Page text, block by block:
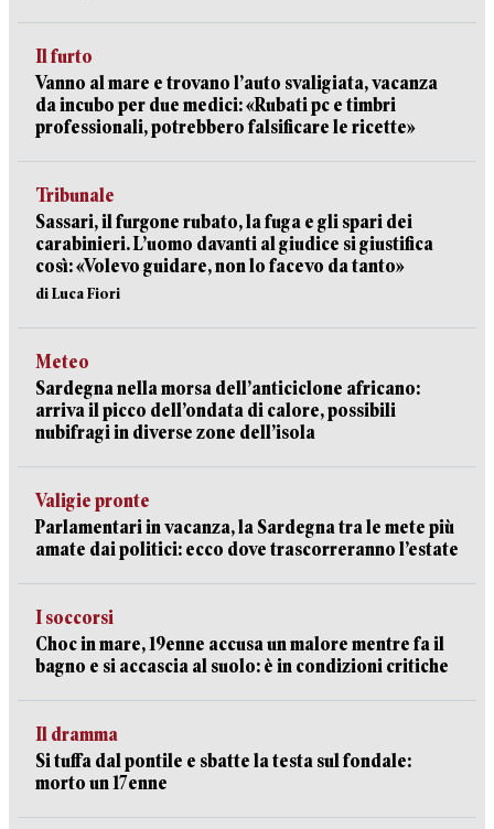
Il furto
Vanno al mare e trovano l’auto svaligiata, vacanza
da incubo per due medici: «Rubati pc e timbri
professionali, potrebbero falsificare le ricette»
Tribunale
Sassari, il furgone rubato, la fuga e gli spari dei
carabinieri. L’uomo davanti al giudice si giustifica
così: «Volevo guidare, non lo facevo da tanto»
di Luca Fiori
Meteo
Sardegna nella morsa dell’anticiclone africano:
arriva il picco dell’ondata di calore, possibili
nubifragi in diverse zone dell’isola
Valigie pronte
Parlamentari in vacanza, la Sardegna tra le mete più
amate dai politici: ecco dove trascorreranno l’estate
I soccorsi
Choc in mare, 19enne accusa un malore mentre fa il
bagno e si accascia al suolo: è in condizioni critiche
Il dramma
Si tuffa dal pontile e sbatte la testa sul fondale:
morto un 17enne